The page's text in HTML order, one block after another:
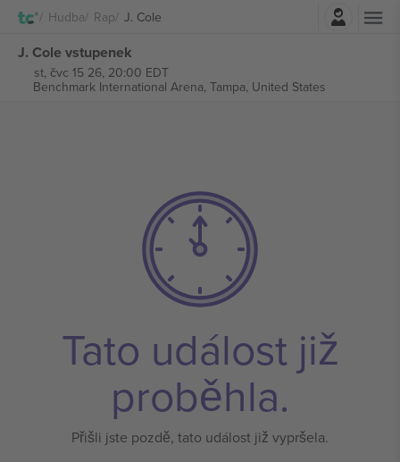
Hudba Rap J. Cole
J. Cole vstupenek
st, čvc 15 26, 20:00 EDT
Benchmark International Arena, Tampa, United States
Tato událost již
proběhla.
Přišli jste pozdě, tato událost již vypršela.